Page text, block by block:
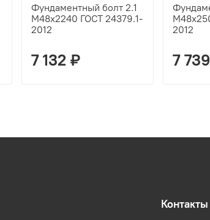
Фундаментный болт 2.1
М48х2240 ГОСТ 24379.1-
2012
7 132 ₽
2012
7
Контакты